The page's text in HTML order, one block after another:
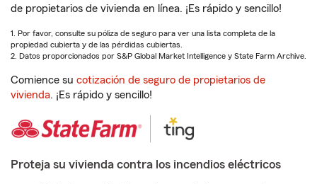
de propietarios de vivienda en línea. ¡Es rápido y sencillo!
1. Por favor, consulte su póliza de seguro para ver una lista completa de la
propiedad cubierta y de las pérdidas cubiertas.
2. Datos proporcionados por S&P Global Market Intelligence y State Farm Archive.
Comience su cotización de seguro de propietarios de
vivienda. ¡Es rápido y sencillo!
Proteja su vivienda contra los incendios eléctricos